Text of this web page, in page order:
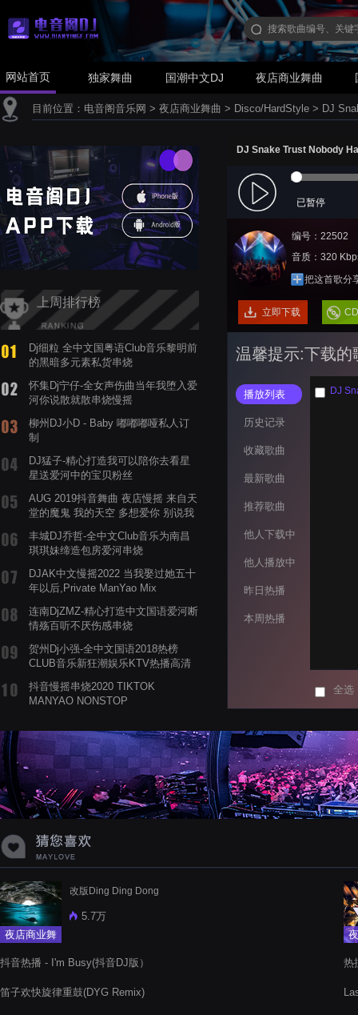
网站首页 独家舞曲 国潮中文DJ 夜店商业舞曲
目前位置： 电音阁音乐网 > 夜店商业舞曲 > Disco/HardStyle > DJ
上周排行榜
Dj细粒 全中文国粤语Club音乐黎明前
的黑暗多元素私货串烧
怀集Dj宁仔-全女声伤曲当年我堕入爱
河你说散就散串烧慢摇
柳州DJ小D - Baby 嘟嘟嘟哑私人订
制
DJ猛子-精心打造我可以陪你去看星
星送爱河中的宝贝粉丝
AUG 2019抖音舞曲 夜店慢摇 来自天
堂的魔鬼 我的天空 多想爱你 别说我
丰城DJ乔哲-全中文Club音乐为南昌
琪琪妹缔造包房爱河串烧
DJAK中文慢摇2022 当我娶过她五十
年以后,Private ManYao Mix
连南DjZMZ-精心打造中文国语爱河断
情殇百听不厌伤感串烧
贺州Dj小强-全中文国语2018热榜
CLUB音乐新狂潮娱乐KTV热播高清
抖音慢摇串烧2020 TIKTOK
MANYAO NONSTOP
蝉爸爸妈妈爱存在夏天的风是想你的
声音啊
DJ Snake Trust Nobody
已暂停
编号：22502
音质：320
把这首歌分
立即下载
温馨提示:下载的
播放列表
历史记录
收藏歌曲
最新歌曲
推荐歌曲
他人下载中
他人播放中
昨日热播
本周热播
DJ
全选
夜店商业舞
改版Ding Ding Dong
5.7万
抖音热播 - I'm Busy(抖音DJ版）
笛子欢快旋律重鼓(DYG Remix)
热